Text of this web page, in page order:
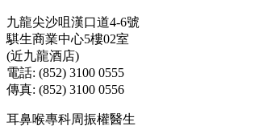
九龍尖沙咀漢口道4-6號
騏生商業中心5樓02室
(近九龍酒店)
電話: (852) 3100 0555
傳真: (852) 3100 0556
耳鼻喉專科周振權醫生